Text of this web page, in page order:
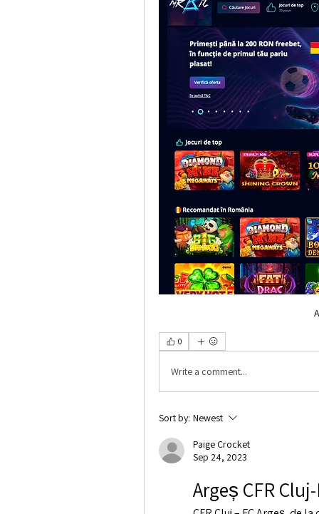
0
Write a comment...
Sort by: Newest
Paige Crocket
Sep 24, 2023
Argeș CFR